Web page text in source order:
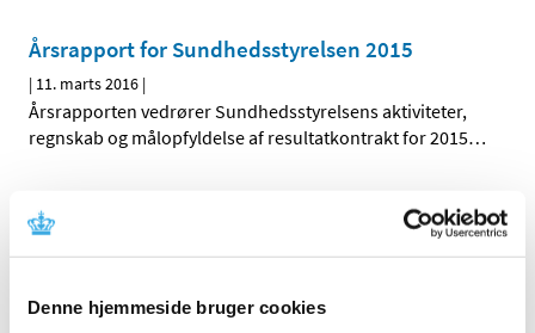
Denne hjemmeside bruger cookies
Årsrapport for Sundhedsstyrelsen 2015
| 11. marts 2016 |
Årsrapporten vedrører Sundhedsstyrelsens aktiviteter,
regnskab og målopfyldelse af resultatkontrakt for 2015…
|11. marts 2016
Thomas Senderovitz tiltræder som direktør i